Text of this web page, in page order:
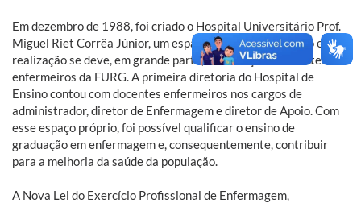
Em dezembro de 1988, foi criado o Hospital Universitário Prof.
Miguel Riet Corrêa Júnior, um espaço sonhado, idealizado e cuja
realização se deve, em grande parte, ao esforço de docentes
enfermeiros da FURG. A primeira diretoria do Hospital de
Ensino contou com docentes enfermeiros nos cargos de
administrador, diretor de Enfermagem e diretor de Apoio. Com
esse espaço próprio, foi possível qualificar o ensino de
graduação em enfermagem e, consequentemente, contribuir
para a melhoria da saúde da população.
A Nova Lei do Exercício Profissional de Enfermagem,